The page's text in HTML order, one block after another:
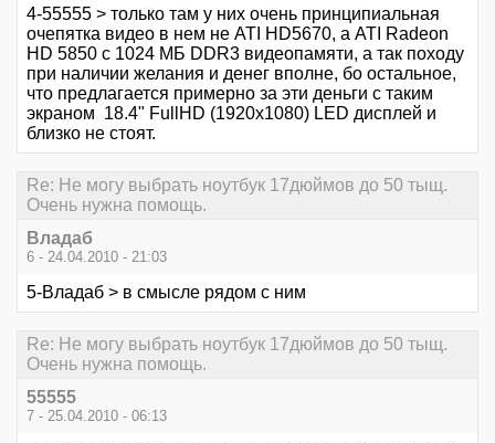
4-55555 > только там у них очень принципиальная
очепятка видео в нем не ATI HD5670, а ATI Radeon
HD 5850 с 1024 МБ DDR3 видеопамяти, а так походу
при наличии желания и денег вполне, бо остальное,
что предлагается примерно за эти деньги с таким
экраном 18.4" FullHD (1920x1080) LED дисплей и
близко не стоят.
Re: Не могу выбрать ноутбук 17дюймов до 50 тыщ.
Очень нужна помощь.
Владаб
6 - 24.04.2010 - 21:03
5-Владаб > в смысле рядом с ним
Re: Не могу выбрать ноутбук 17дюймов до 50 тыщ.
Очень нужна помощь.
55555
7 - 25.04.2010 - 06:13